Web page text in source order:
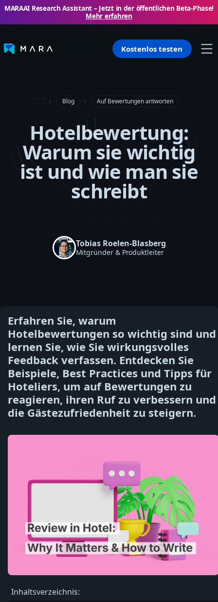
MARAAI Research Assistant – ​​Jetzt in der öffentlichen Beta-Phase!
Mehr erfahren
Kostenlos testen
Blog Auf Bewertungen antworten
Hotelbewertung:
Warum sie wichtig
ist und wie man sie
schreibt
Tobias Roelen-Blasberg
Mitgründer & Produktleiter
Erfahren Sie, warum
Hotelbewertungen so wichtig sind und
lernen Sie, wie Sie wirkungsvolles
Feedback verfassen. Entdecken Sie
Beispiele, Best Practices und Tipps für
Hoteliers, um auf Bewertungen zu
reagieren, ihren Ruf zu verbessern und
die Gästezufriedenheit zu steigern.
Inhaltsverzeichnis: